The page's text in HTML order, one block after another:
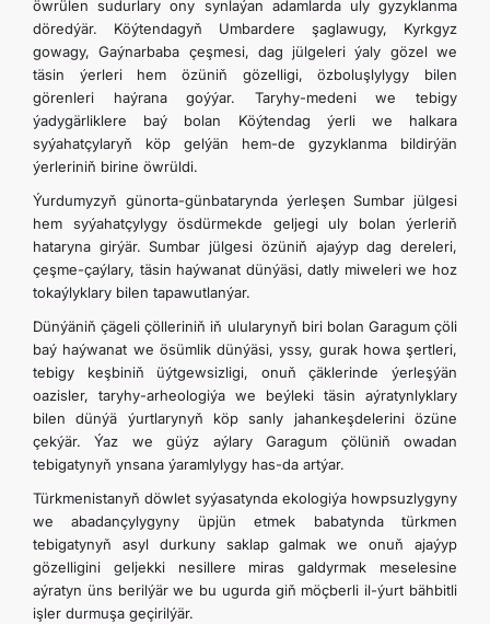
öwrülen sudurlary ony synlaýan adamlarda uly gyzyklanma
döredýär. Köýtendagyň Umbardere şaglawugy, Kyrkgyz
gowagy, Gaýnarbaba çeşmesi, dag jülgeleri ýaly gözel we
täsin ýerleri hem özüniň gözelligi, özboluşlylygy bilen
görenleri haýrana goýýar. Taryhy-medeni we tebigy
ýadygärliklere baý bolan Köýtendag ýerli we halkara
syýahatçylaryň köp gelýän hem-de gyzyklanma bildirýän
ýerleriniň birine öwrüldi.
Ýurdumyzyň günorta-günbatarynda ýerleşen Sumbar jülgesi
hem syýahatçylygy ösdürmekde geljegi uly bolan ýerleriň
hataryna girýär. Sumbar jülgesi özüniň ajaýyp dag dereleri,
çeşme-çaýlary, täsin haýwanat dünýäsi, datly miweleri we hoz
tokaýlyklary bilen tapawutlanýar.
Dünýäniň çägeli çölleriniň iň ulularynyň biri bolan Garagum çöli
baý haýwanat we ösümlik dünýäsi, yssy, gurak howa şertleri,
tebigy keşbiniň üýtgewsizligi, onuň çäklerinde ýerleşýän
oazisler, taryhy-arheologiýa we beýleki täsin aýratynlyklary
bilen dünýä ýurtlarynyň köp sanly jahankeşdelerini özüne
çekýär. Ýaz we güýz aýlary Garagum çölüniň owadan
tebigatynyň ynsana ýaramlylygy has-da artýar.
Türkmenistanyň döwlet syýasatynda ekologiýa howpsuzlygyny
we abadançylygyny üpjün etmek babatynda türkmen
tebigatynyň asyl durkuny saklap galmak we onuň ajaýyp
gözelligini geljekki nesillere miras galdyrmak meselesine
aýratyn üns berilýär we bu ugurda giň möçberli il-ýurt bähbitli
işler durmuşa geçirilýär.